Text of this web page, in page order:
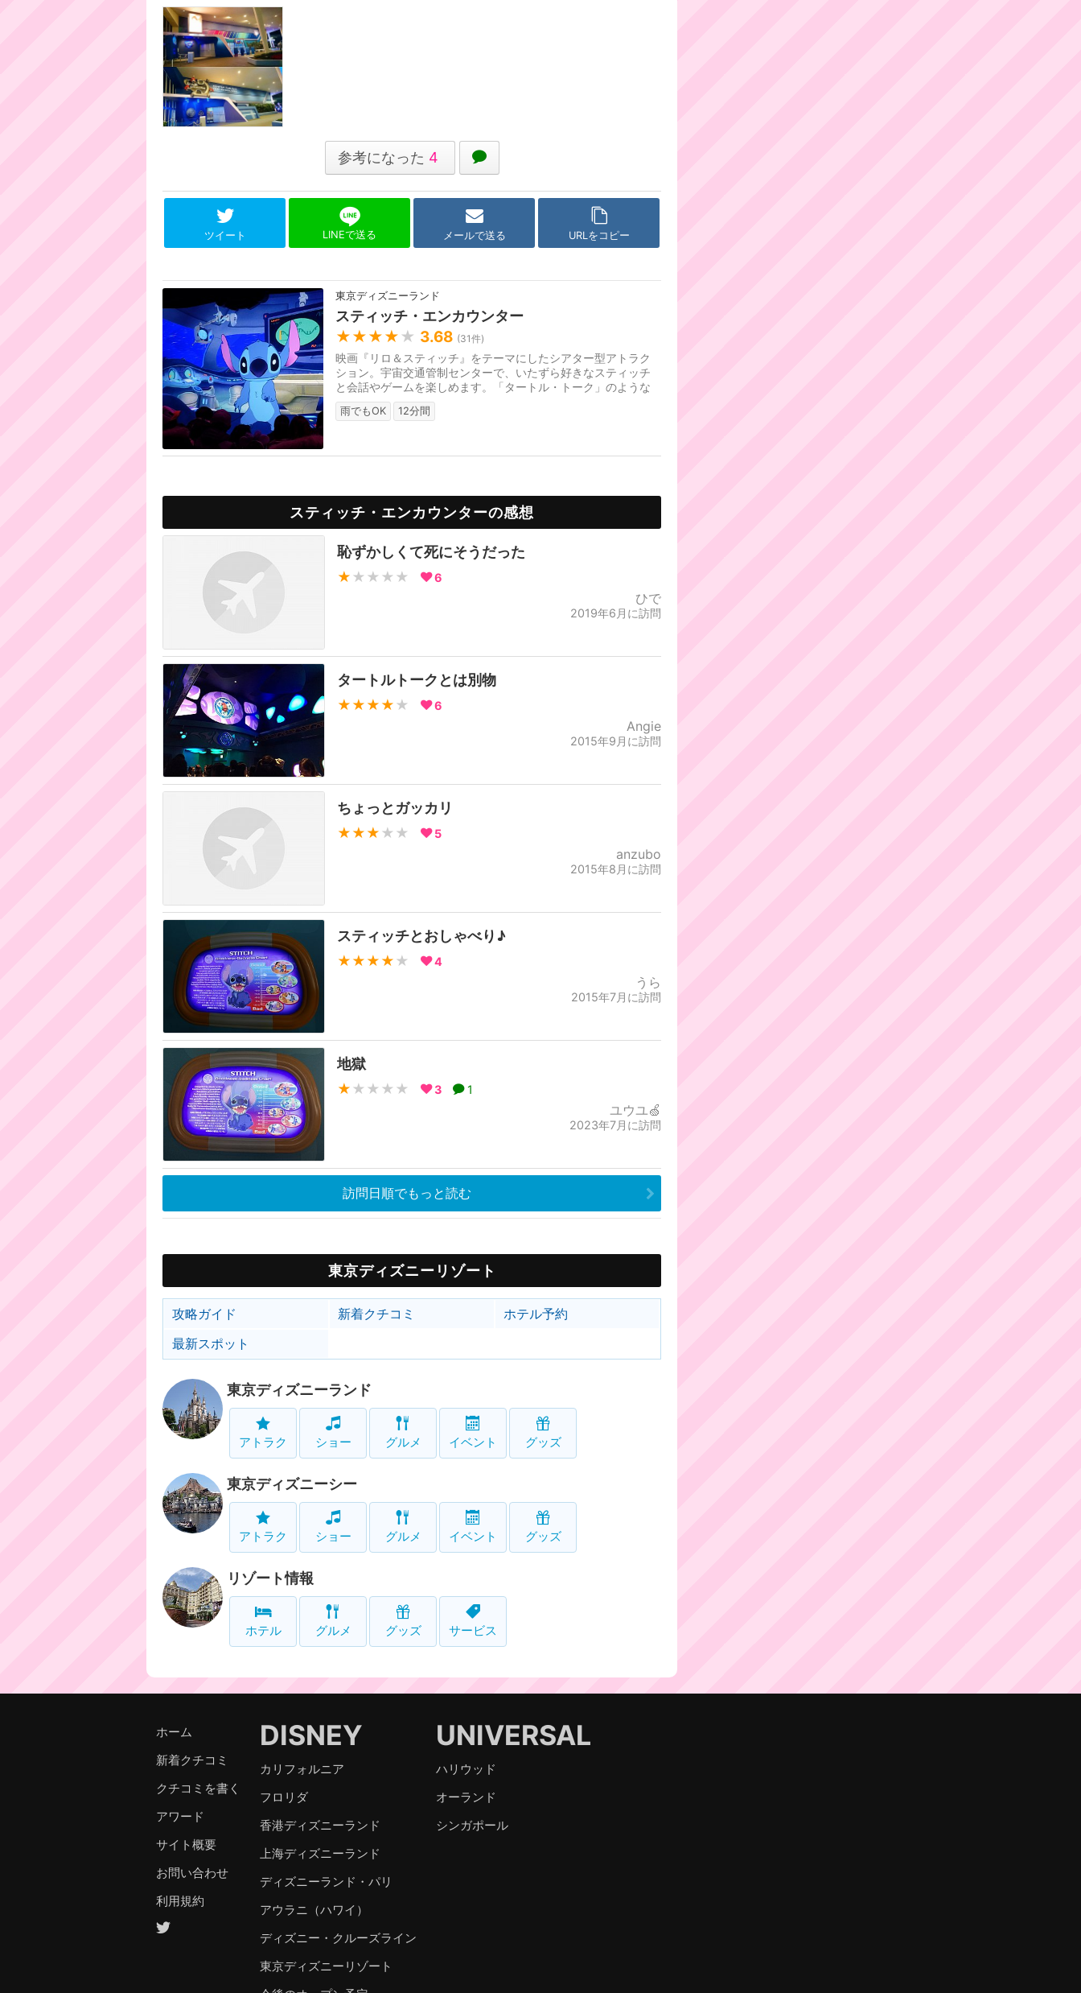
参考になった 4
ツイート LINEで送る メールで送る URLをコピー
東京ディズニーランド
スティッチ・エンカウンター
★★★★ ★ 3.68 (31件)
映画『リロ＆スティッチ』をテーマにしたシアター型アトラク
ション。宇宙交通管制センターで、いたずら好きなスティッチ
と会話やゲームを楽しめます。「タートル・トーク」のような
リアルタイムなライブ・アニメ...
雨でもOK 12分間
スティッチ・エンカウンターの感想
恥ずかしくて死にそうだった
★ ★★★★ 6
ひで
2019年6月に訪問
タートルトークとは別物
★★★★ ★ 6
Angie
2015年9月に訪問
ちょっとガッカリ
★★★ ★★ 5
anzubo
2015年8月に訪問
スティッチとおしゃべり♪
★★★★ ★ 4
うら
2015年7月に訪問
地獄
★ ★★★★ 3 1
ユウユ🍏
2023年7月に訪問
訪問日順でもっと読む
東京ディズニーリゾート
攻略ガイド 新着クチコミ
ホテル予約
最新スポット
東京ディズニーランド
アトラク ショー グルメ イベント グッズ
東京ディズニーシー
アトラク ショー グルメ イベント グッズ
リゾート情報
ホテル グルメ グッズ サービス
ホーム
新着クチコミ
クチコミを書く
アワード
サイト概要
お問い合わせ
利用規約
DISNEY
カリフォルニア
フロリダ
香港ディズニーランド
上海ディズニーランド
ディズニーランド・パリ
アウラニ（ハワイ）
ディズニー・クルーズライン
東京ディズニーリゾート
UNIVERSAL
ハリウッド
オーランド
シンガポール